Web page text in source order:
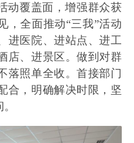
动覆盖面，增强群众获
，全面推动“三我”活动
进医院、进站点、进工
店、进景区。做到对群
落照单全收。首接部门
合，明确解决时限，坚